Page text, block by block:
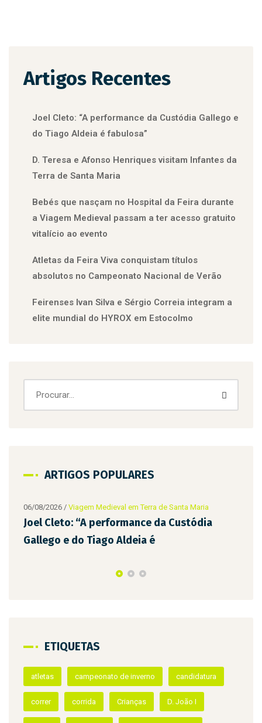
Artigos Recentes
Joel Cleto: “A performance da Custódia Gallego e
do Tiago Aldeia é fabulosa”
D. Teresa e Afonso Henriques visitam Infantes da
Terra de Santa Maria
Bebés que nasçam no Hospital da Feira durante
a Viagem Medieval passam a ter acesso gratuito
vitalício ao evento
Atletas da Feira Viva conquistam títulos
absolutos no Campeonato Nacional de Verão
Feirenses Ivan Silva e Sérgio Correia integram a
elite mundial do HYROX em Estocolmo
ARTIGOS POPULARES
Viagem Medieval em Terra de Santa Maria
“A performance da Custódia
e do Tiago Aldeia é
D. Teresa e
Infantes da
ETIQUETAS
atletas campeonato de inverno candidatura
correr corrida Crianças D. João I